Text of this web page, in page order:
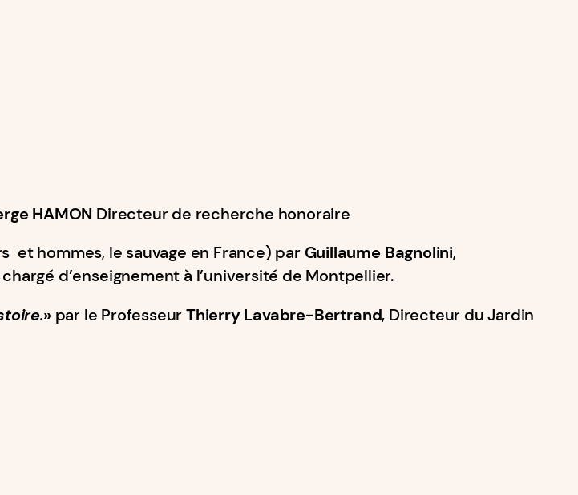
HAMON Directeur de recherche honoraire
et hommes, le sauvage en France) par Guillaume Bagnolini,
d’enseignement à l’université de Montpellier.
.»par le ProfesseurThierry Lavabre-Bertrand, Directeur du Jardin